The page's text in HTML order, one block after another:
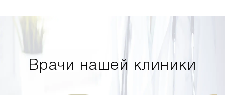
Врачи нашей клиники